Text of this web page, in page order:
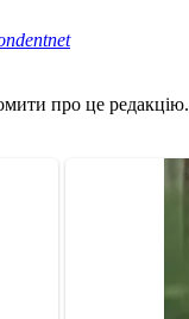
про це редакцію.